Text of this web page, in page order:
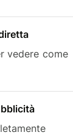
vedere come